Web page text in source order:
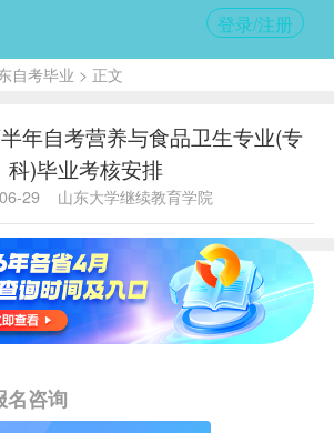
登录/注册
自考毕业 > 正文
年自考营养与食品卫生专业(专
科)毕业考核安排
29 山东大学继续教育学院
名咨询